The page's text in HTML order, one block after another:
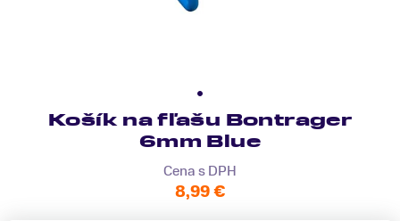
Košík na fľašu Bontrager
6mm Blue
Cena s DPH
8,99 €